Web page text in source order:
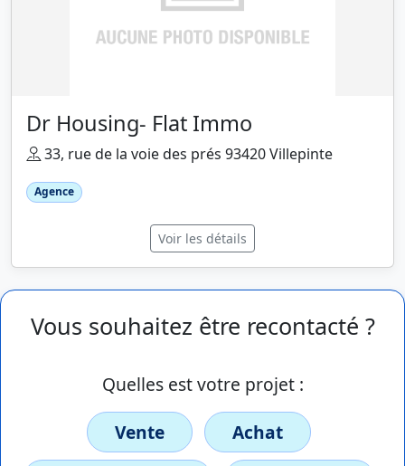
Dr Housing- Flat Immo
33, rue de la voie des prés 93420 Villepinte
Agence
Voir les détails
Vous souhaitez être recontacté ?
Quelles est votre projet :
Vente
Achat